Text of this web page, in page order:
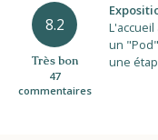
8.2
Très bon
47
commentaires
L'accueil
un
une